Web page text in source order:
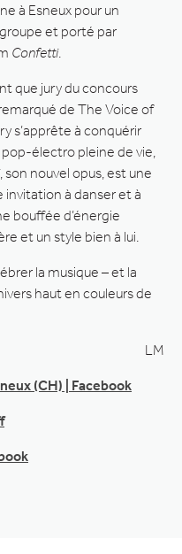
à Esneux pour un
et porté par
Confetti.
que jury du concours
de The Voice of
s’apprête à conquérir
électro pleine de vie,
, son nouvel opus, est une
invitation à danser et à
bouffée d’énergie
et un style bien à lui.
la musique – et la
haut en couleurs de
LM
(CH) | Facebook